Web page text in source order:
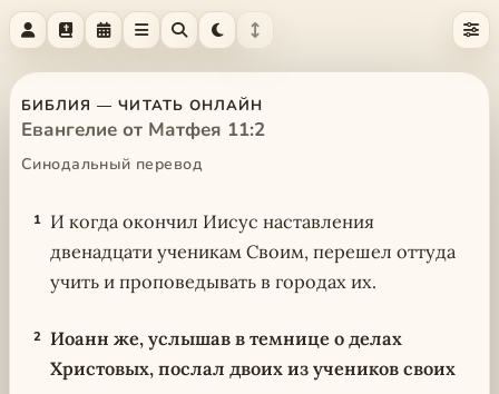
БИБЛИЯ — ЧИТАТЬ ОНЛАЙН
Евангелие от Матфея 11:2
Синодальный перевод
1 И когда окончил Иисус наставления
двенадцати ученикам Своим, перешел оттуда
учить и проповедывать в городах их.
2 Иоанн же, услышав в темнице о делах
Христовых, послал двоих из учеников своих